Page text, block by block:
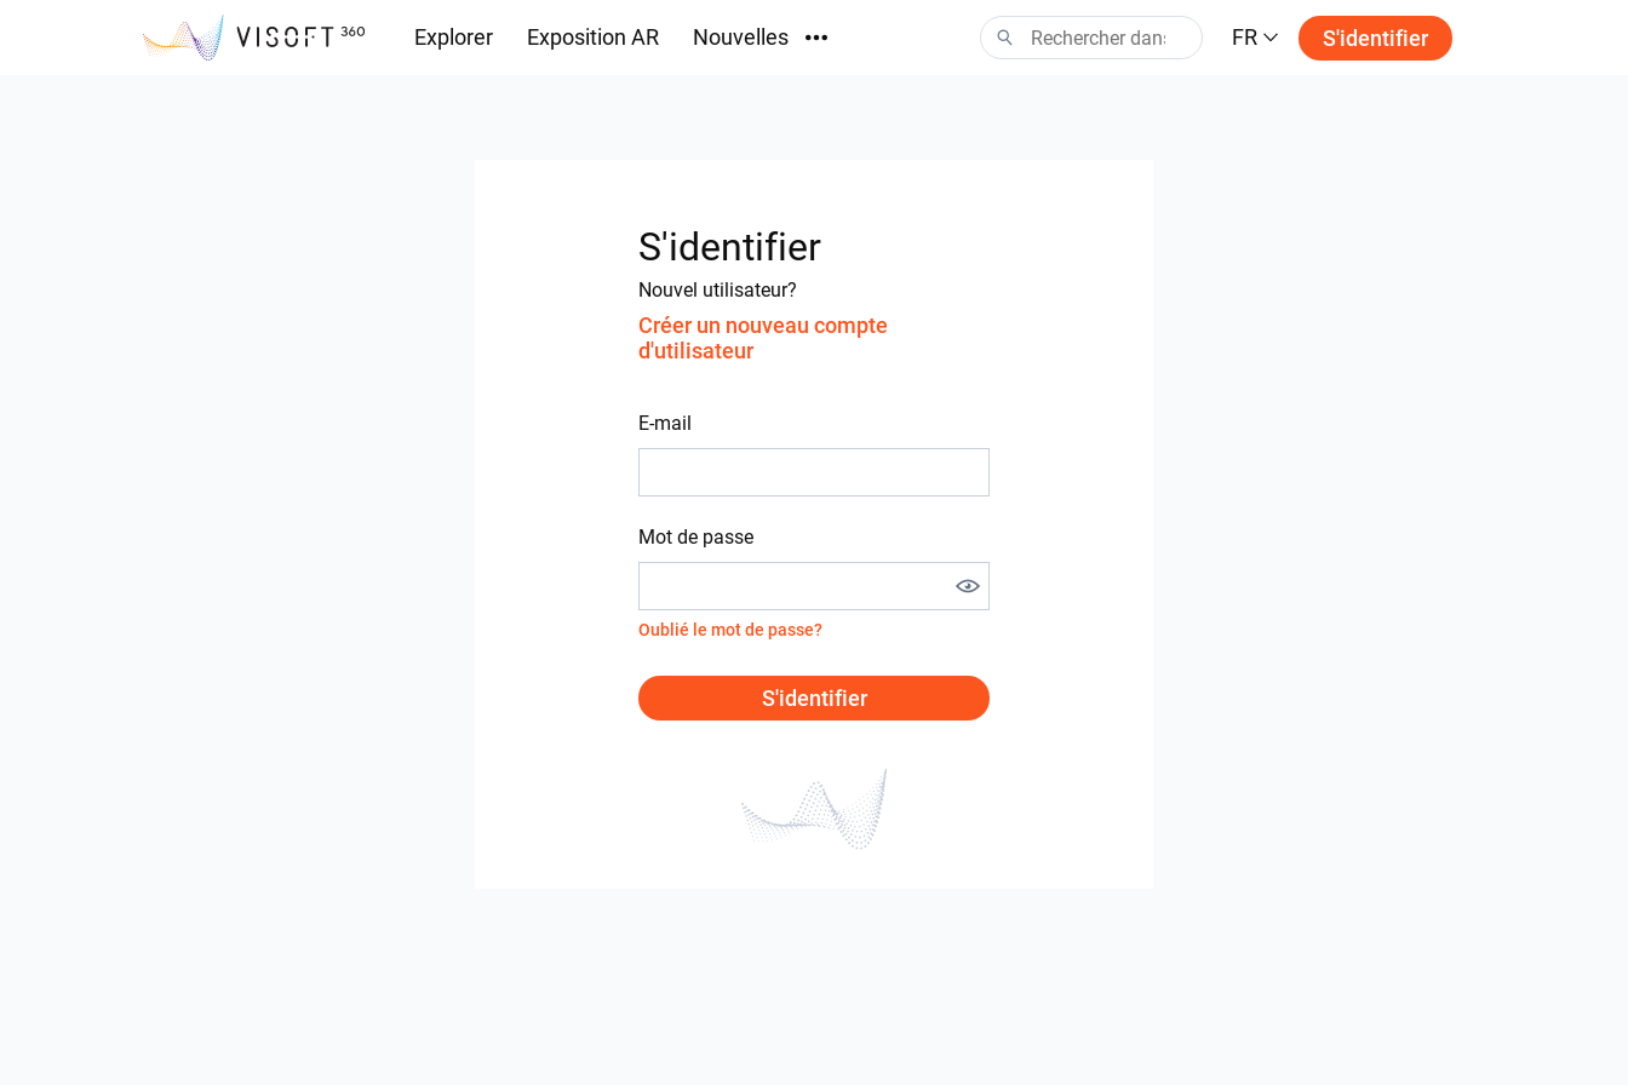
Explorer Exposition AR Nouvelles FR S'identifier
S'identifier
Nouvel utilisateur?
Créer un nouveau compte
d'utilisateur
E-mail
Mot de passe
Oublié le mot de passe?
S'identifier